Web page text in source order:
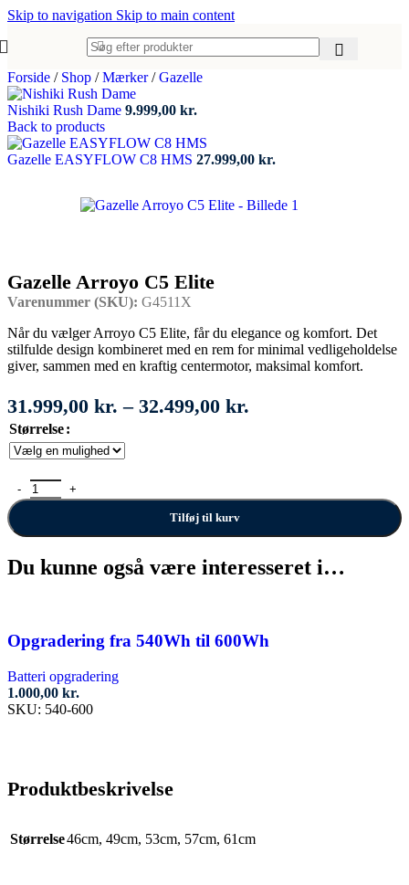
Skip to navigation Skip to main content
Forside / Shop / Mærker/ Gazelle
Nishiki Rush Dame 9.999,00 kr.
Back to products
Gazelle EASYFLOW C8 HMS 27.999,00 kr.
Gazelle Arroyo C5 Elite
Varenummer (SKU): G4511X
Når du vælger Arroyo C5 Elite, får du elegance og komfort. Det
stilfulde design kombineret med en rem for minimal vedligeholdelse
giver, sammen med en kraftig centermotor, maksimal komfort.
31.999,00 kr. – 32.499,00 kr.
Størrelse
Gazelle Arroyo C5 Elite antal
Tilføj til kurv
Du kunne også være interesseret i…
Opgradering fra 540Wh til 600Wh
Batteri opgradering
1.000,00 kr.
SKU: 540-600
Produktbeskrivelse
Størrelse46cm, 49cm, 53cm, 57cm, 61cm